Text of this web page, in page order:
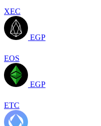
XEC
EGP
EOS
EGP
ETC